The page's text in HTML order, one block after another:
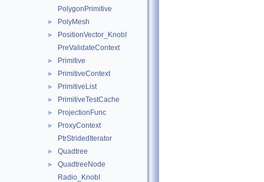
PolygonPrimitive
► PolyMesh
►
PositionVector_KnobI
PreValidateContext
► Primitive
► PrimitiveContext
► PrimitiveList
► PrimitiveTestCache
► ProjectionFunc
►
ProxyContext
PtrStridedIterator
► Quadtree
►
QuadtreeNode
Radio_KnobI